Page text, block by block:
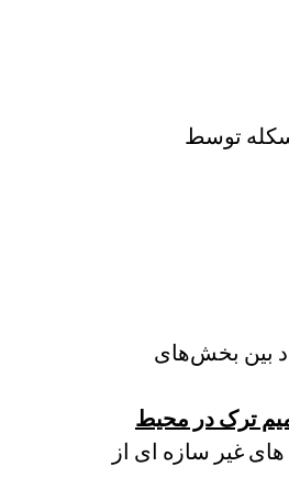
توسط
بین بخش‌های
ترک در محیط
غیر سازه ای از